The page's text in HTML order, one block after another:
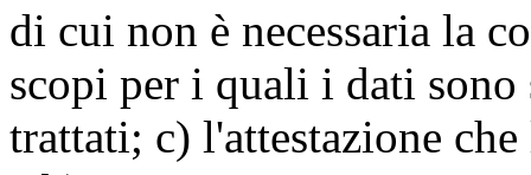
di cui non è necessaria la
scopi per i quali i dati sono
trattati; c) l'attestazione